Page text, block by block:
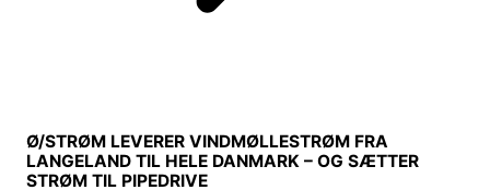
Ø/STRØM LEVERER VINDMØLLESTRØM FRA
LANGELAND TIL HELE DANMARK – OG SÆTTER
STRØM TIL PIPEDRIVE